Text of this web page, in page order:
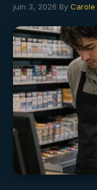
juin 3, 2026 By